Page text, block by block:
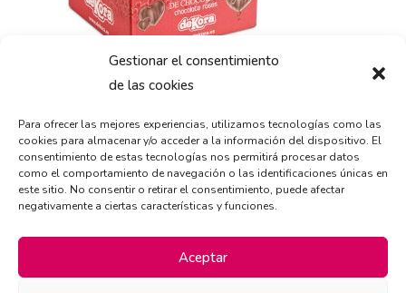
Gestionar el consentimiento
de las cookies
Para ofrecer las mejores experiencias, utilizamos tecnologías como las
cookies para almacenar y/o acceder a la información del dispositivo. El
consentimiento de estas tecnologías nos permitirá procesar datos
como el comportamiento de navegación o las identificaciones únicas en
este sitio. No consentir o retirar el consentimiento, puede afectar
negativamente a ciertas características y funciones.
Aceptar